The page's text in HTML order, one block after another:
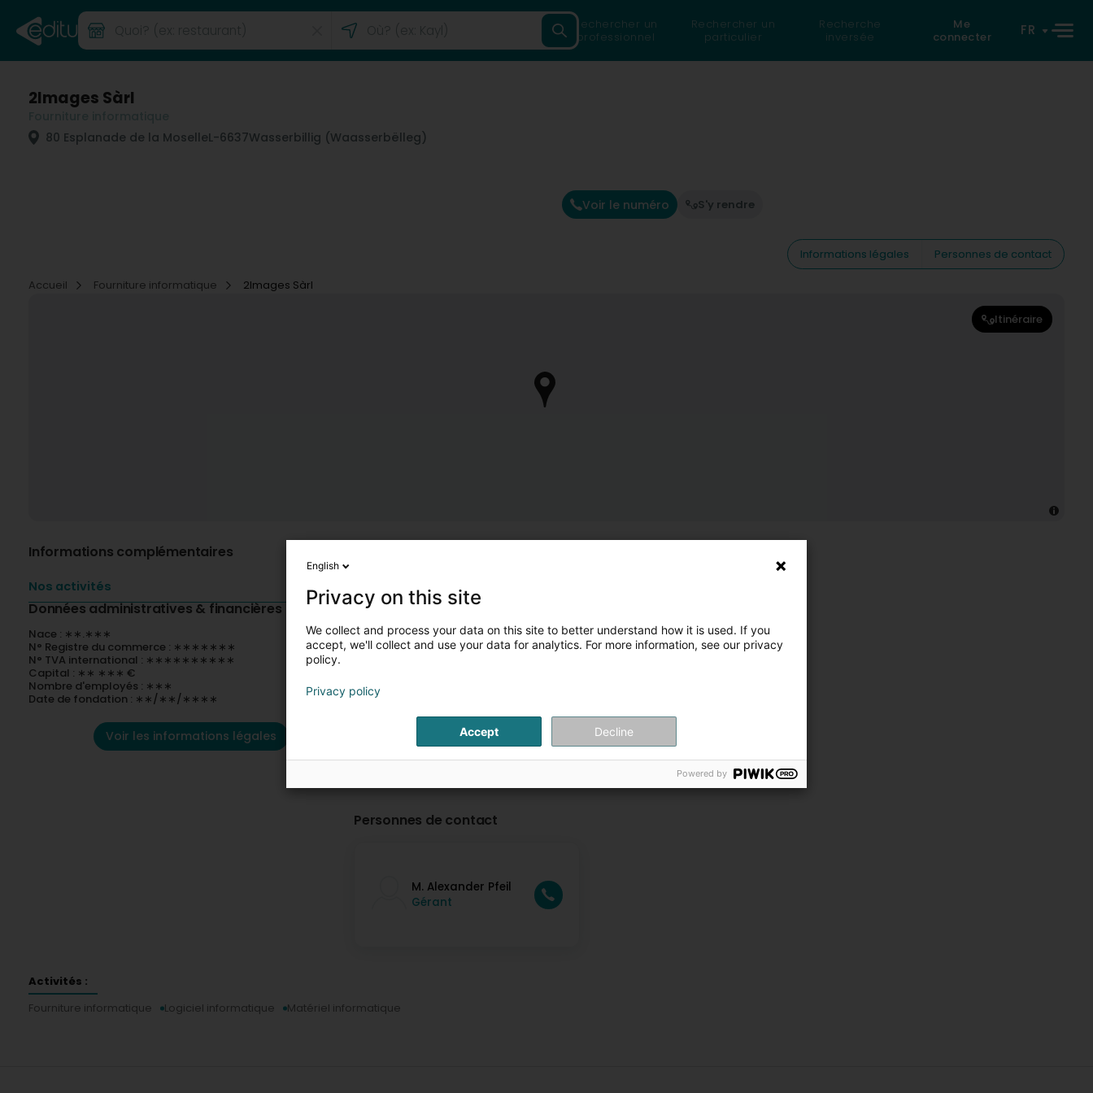
Rechercher un
professionnel
Rechercher un
particulier
Recherche
inversée
Me
connecter
FR
2Images Sàrl
80 Esplanade de la MoselleL-6637Wasserbillig (Waasserbëlleg)
Voir le numéro S'y rendre
Informations légales
Personnes de contact
Accueil
Fourniture informatique 2Images Sàrl
Itinéraire
Informations complémentaires
Nos activités
Données administratives & financières
Nace : ∗∗.∗∗∗
N° Registre du commerce : ∗∗∗∗∗∗∗
N° TVA international : ∗∗∗∗∗∗∗∗∗∗
Capital : ∗∗ ∗∗∗ €
Nombre d'employés : ∗∗∗
Date de fondation : ∗∗/∗∗/∗∗∗∗
Voir les informations légales
Personnes de contact
M. Alexander Pfeil
Gérant
Activités :
Fourniture informatique
Logiciel informatique Matériel informatique
English
Privacy on this site
We collect and process your data on this site to better understand how it is used. If you
accept, we'll collect and use your data for analytics. For more information, see our privacy
policy.
Privacy policy
Accept Decline
Powered by